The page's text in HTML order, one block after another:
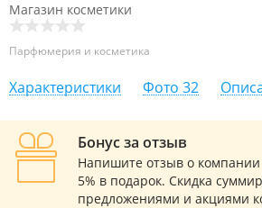
Магазин косметики
Парфюмерия и косметика
Характеристики Фото 32
Бонус за отзыв
Напишите отзыв о компании
5% в подарок. Скидка
предложениями и акциями